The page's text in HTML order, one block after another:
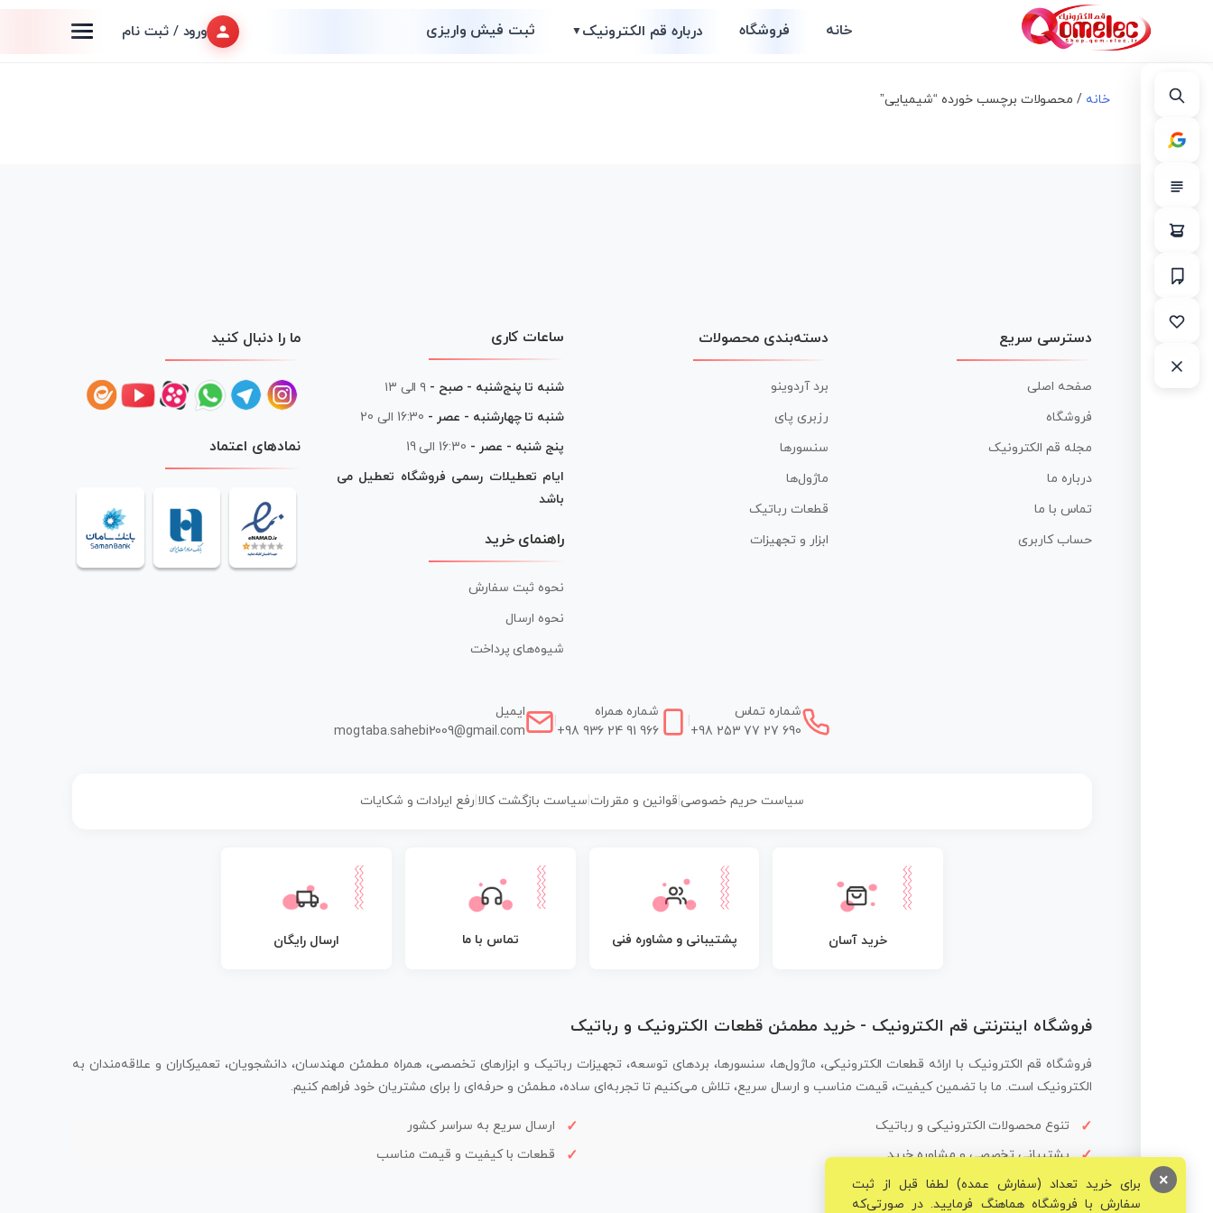
خانه فروشگاه درباره قم الکترونیک▼ ثبت فیش واریزی ورود / ثبت نام
خانه / محصولات برچسب خورده “شیمیایی”
دسترسی سریع
صفحه اصلی
فروشگاه
مجله قم الکترونیک
درباره ما
تماس با ما
حساب کاربری
دسته‌بندی محصولات
برد آردوینو
رزبری پای
سنسورها
ماژول‌ها
قطعات رباتیک
ابزار و تجهیزات
ساعات کاری
شنبه تا پنج‌شنبه - صبح - ۹ الی ۱۳
شنبه تا چهارشنبه - عصر - 16:30 الی 20
پنج شنبه - عصر - 16:30 الی 19
ایام تعطیلات رسمی فروشگاه تعطیل می
باشد
راهنمای خرید
نحوه ثبت سفارش
نحوه ارسال
شیوه‌های پرداخت
ما را دنبال کنید
نمادهای اعتماد
شماره تماس
+98 253 77 27 690
شماره همراه
+98 936 24 91 966
ایمیل
mogtaba.sahebi2009@gmail.com
سیاست حریم خصوصی| قوانین و مقررات سیاست بازگشت کالا رفع ایرادات و شکایات
خرید آسان پشتیبانی و مشاوره فنی تماس با ما ارسال رایگان
فروشگاه اینترنتی قم الکترونیک - خرید مطمئن قطعات الکترونیک و رباتیک
فروشگاه قم الکترونیک با ارائه قطعات الکترونیکی، ماژول‌ها، سنسورها، بردهای توسعه، تجهیزات رباتیک و ابزارهای تخصصی، همراه مطمئن مهندسان، دانشجویان، تعمیرکاران و علاقه‌مندان به
الکترونیک است. ما با تضمین کیفیت، قیمت مناسب و ارسال سریع، تلاش می‌کنیم تا تجربه‌ای ساده، مطمئن و حرفه‌ای را برای مشتریان خود فراهم کنیم.
تنوع محصولات الکترونیکی و رباتیک
ارسال سریع به سراسر کشور
پشتیبانی تخصصی و مشاوره خرید
قطعات با کیفیت و قیمت مناسب
برای خرید تعداد (سفارش عمده) لطفا قبل از ثبت
سفارش با فروشگاه هماهنگ فرمایید. در صورتی‌که
×